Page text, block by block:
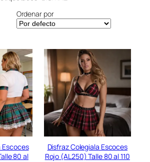
Ordenar por
Escoces
80 al
Disfraz Colegiala Escoces
Rojo (AL250) Talle 80 al 110